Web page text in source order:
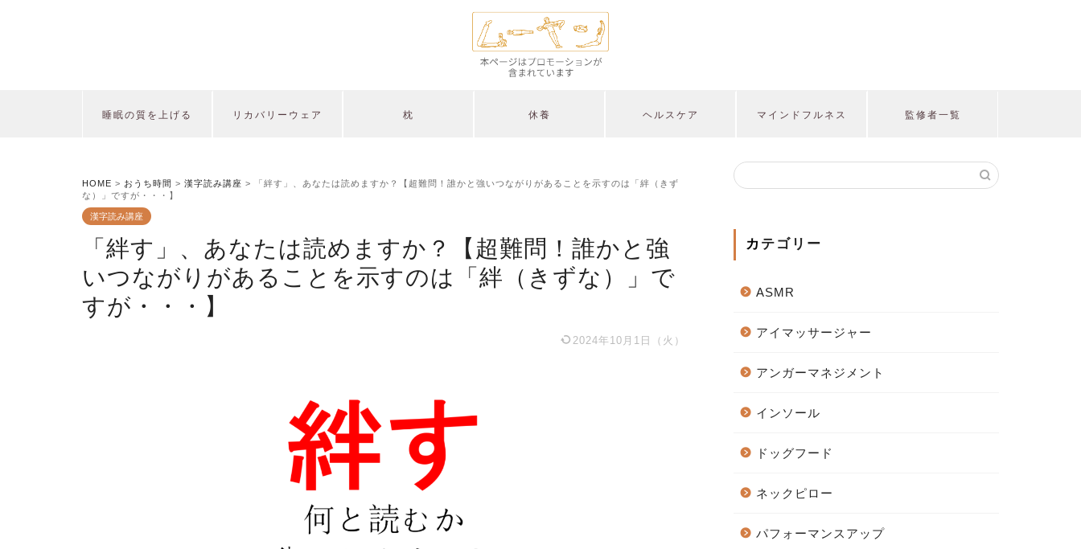
睡眠の質を上げる リカバリーウェア 枕 休養 ヘルスケア マインドフルネス 監修者一覧
HOME > おうち時間 > 漢字読み講座 >
「絆す」、あなたは読めますか？【超難問！誰かと強いつながりがあることを示すのは「絆（きず
な）」ですが・・・】
漢字読み講座
「絆す」、あなたは読めますか？【超難問！誰かと強
いつながりがあることを示すのは「絆（きずな）」で
すが・・・】
2024年10月1日（火）
カテゴリー
ASMR
アイマッサージャー
アンガーマネジメント
インソール
ドッグフード
ネックピロー
パフォーマンスアップ